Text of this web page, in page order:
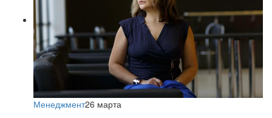
Менеджмент26 марта